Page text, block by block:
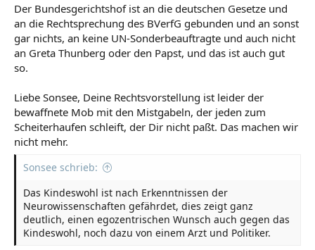
Der Bundesgerichtshof ist an die deutschen Gesetze und
an die Rechtsprechung des BVerfG gebunden und an sonst
gar nichts, an keine UN-Sonderbeauftragte und auch nicht
an Greta Thunberg oder den Papst, und das ist auch gut
so.
Liebe Sonsee, Deine Rechtsvorstellung ist leider der
bewaffnete Mob mit den Mistgabeln, der jeden zum
Scheiterhaufen schleift, der Dir nicht paßt. Das machen wir
nicht mehr.
Sonsee schrieb:
Das Kindeswohl ist nach Erkenntnissen der
Neurowissenschaften gefährdet, dies zeigt ganz
deutlich, einen egozentrischen Wunsch auch gegen das
Kindeswohl, noch dazu von einem Arzt und Politiker.